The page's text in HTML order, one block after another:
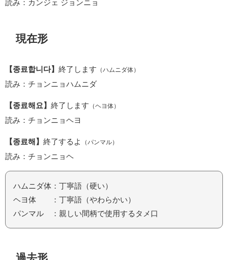
読み：カンジェ ジョンニョ
現在形
【종료합니다】 終了します （ハムニダ体）
読み：チョンニョハムニダ
【종료해요】 終了します （ヘヨ体）
読み：チョンニョヘヨ
【종료해】 終了するよ （パンマル）
読み：チョンニョヘ
ハムニダ体：丁寧語（硬い）
ヘヨ体 ：丁寧語（やわらかい）
パンマル ：親しい間柄で使用するタメ口
過去形